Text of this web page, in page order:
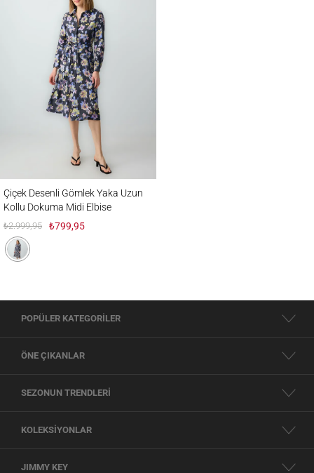
Çiçek Desenli Gömlek Yaka Uzun
Kollu Dokuma Midi Elbise
₺2.999,95 ₺799,95
POPÜLER KATEGORİLER
ÖNE ÇIKANLAR
SEZONUN TRENDLERİ
KOLEKSİYONLAR
JIMMY KEY